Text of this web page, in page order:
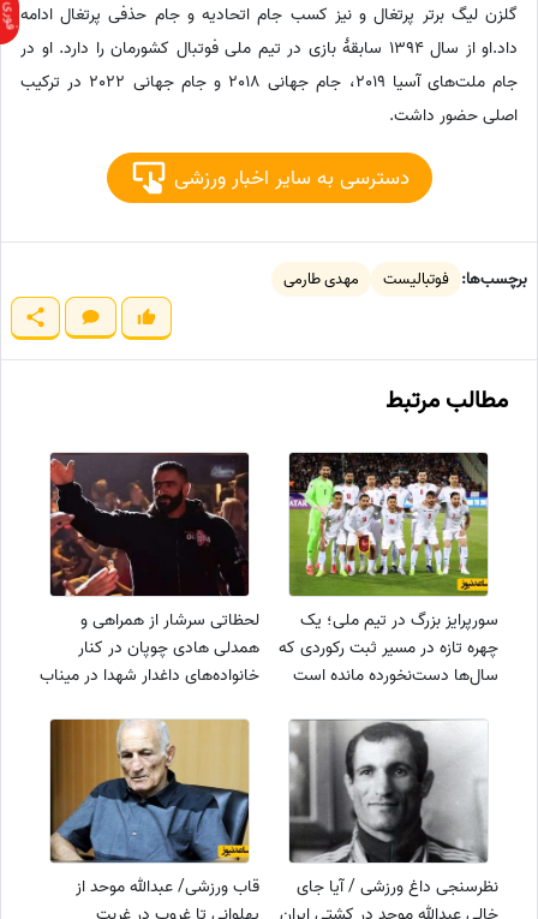
گلزن لیگ برتر پرتغال و نیز کسب جام اتحادیه و جام حذفی پرتغال ادامه
داد.او از سال 1394 سابقهٔ بازی در تیم ملی فوتبال کشورمان را دارد. او در
جام ملت‌های آسیا 2019، جام جهانی 2018 و جام جهانی 2022 در ترکیب
اصلی حضور داشت.
دسترسی به سایر اخبار ورزشی
برچسب‌ها: فوتبالیست مهدی طارمی
مطالب مرتبط
سورپرایز بزرگ در تیم ملی؛ یک
چهره تازه در مسیر ثبت رکوردی که
سال‌ها دست‌نخورده مانده است
لحظاتی سرشار از همراهی و
همدلی هادی چوپان در کنار
خانواده‌های داغدار شهدا در میناب
نظرسنجی داغ ورزشی / آیا جای
قاب ورزشی/ عبدالله موحد از